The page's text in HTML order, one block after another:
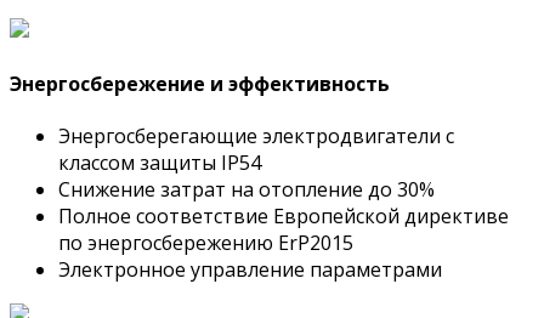
Энергосбережение и эффективность
Энергосберегающие электродвигатели с
классом защиты IP54
Снижение затрат на отопление до 30%
Полное соответствие Европейской директиве
по энергосбережению ErP2015
Электронное управление параметрами